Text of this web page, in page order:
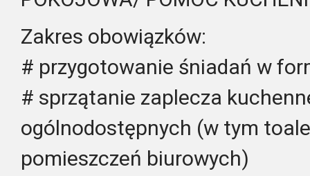
Zakres obowiązków:
# przygotowanie śniadań w
# sprzątanie zaplecza
ogólnodostępnych (w tym
pomieszczeń biurowych)